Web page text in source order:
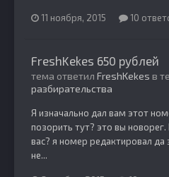
11 ноября, 2015 10
FreshKekes 650 рублей
тема ответил FreshKekes в
разбирательства
Я изначально дал вам этот
позорить тут? это вы
вас? я номер редактировал
не...